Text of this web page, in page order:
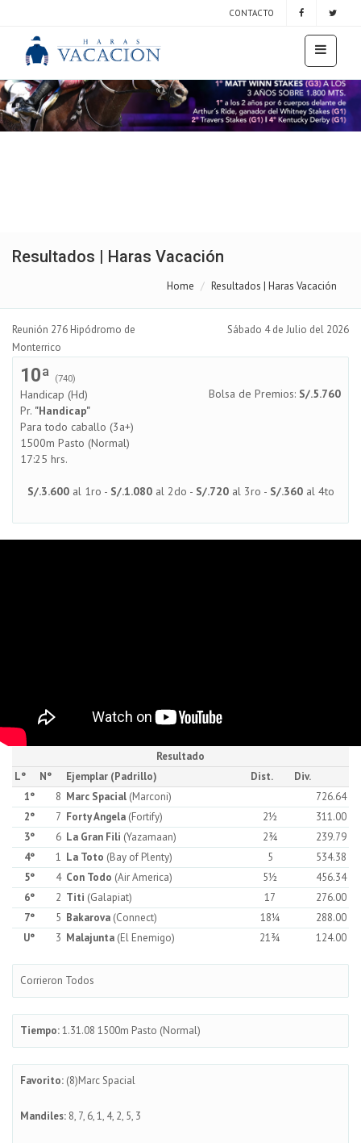
CONTACTO
Resultados | Haras Vacación
Home Resultados | Haras Vacación
Reunión 276 Hipódromo de
Monterrico
Sábado 4 de Julio del 2026
10ª (740)
Handicap (Hd)
Pr. "Handicap"
Para todo caballo (3a+)
1500m Pasto (Normal)
17:25 hrs.
Bolsa de Premios: S/.5.760
S/.3.600al 1ro - S/.1.080al 2do - S/.720al 3ro - S/.360al 4to
Resultado
L°
N° Ejemplar (Padrillo) Dist.
Div.
1°
8 Marc Spacial (Marconi)
726.64
2°
7 Forty Angela (Fortify) 2½
311.00
3°
6 La Gran Fili (Yazamaan) 2¾
239.79
4°
1 La Toto (Bay of Plenty) 5
534.38
5°
4 Con Todo (Air America) 5½
456.34
6°
2 Titi (Galapiat) 17
276.00
7°
5 Bakarova (Connect) 18¼
288.00
U°
3 Malajunta (El Enemigo) 21¾ 124.00
Corrieron Todos
Tiempo:1.31.08 1500m Pasto (Normal)
Favorito: (8)Marc Spacial
Mandiles: 8, 7, 6, 1, 4, 2, 5, 3